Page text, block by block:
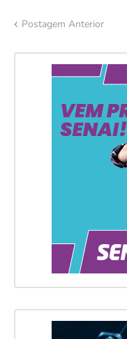
Postagem Anterior